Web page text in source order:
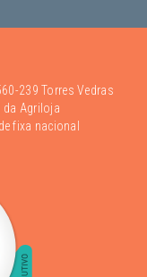
239 Torres Vedras
da Agriloja
fixa nacional